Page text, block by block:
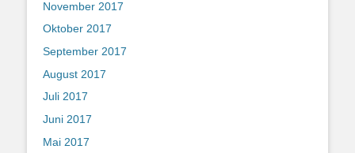
November 2017
Oktober 2017
September 2017
August 2017
Juli 2017
Juni 2017
Mai 2017